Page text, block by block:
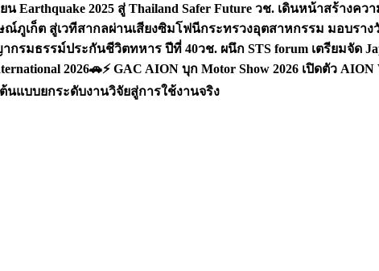
น Earthquake 2025 สู่ Thailand Safer Future วช. เดินหน้าสร้างคว
ภูเก็ต สู่เวทีสากลผ่านเสียงซิมโฟนีกระทรวงอุตสาหกรรม มอบราง
กรมธรรม์ประกันชีวิตทหาร ปีที่ 40วช. ผนึก STS forum เตรียมจัด
2026🚗⚡️ GAC AION บุก Motor Show 2026 เปิดตัว
แบบยกระดับงานวิจัยสู่การใช้งานจริง